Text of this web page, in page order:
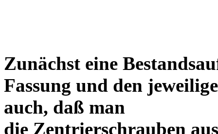
Zunächst eine
Fassung und den
auch, daß man
die Zentrierschrauben